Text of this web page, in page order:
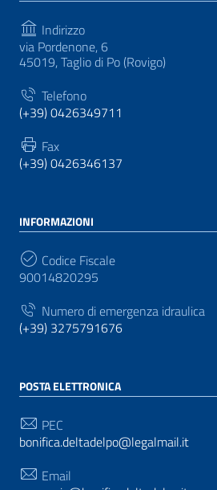
Indirizzo
via Pordenone, 6
45019, Taglio di Po (Rovigo)
Telefono
(+39) 0426349711
Fax
(+39) 0426346137
INFORMAZIONI
Codice Fiscale
90014820295
Numero di emergenza idraulica
(+39) 3275791676
POSTA ELETTRONICA
PEC
bonifica.deltadelpo@legalmail.it
Email